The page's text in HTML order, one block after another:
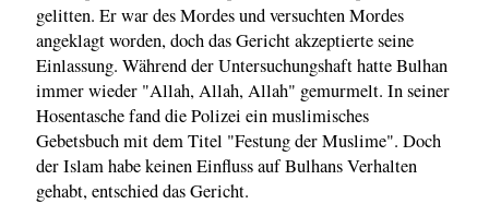
gelitten. Er war des Mordes und versuchten Mordes
angeklagt worden, doch das Gericht akzeptierte seine
Einlassung. Während der Untersuchungshaft hatte Bulhan
immer wieder "Allah, Allah, Allah" gemurmelt. In seiner
Hosentasche fand die Polizei ein muslimisches
Gebetsbuch mit dem Titel "Festung der Muslime". Doch
der Islam habe keinen Einfluss auf Bulhans Verhalten
gehabt, entschied das Gericht.